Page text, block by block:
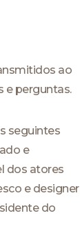
ao
e perguntas.
seguintes
e
dos atores
e designer
do